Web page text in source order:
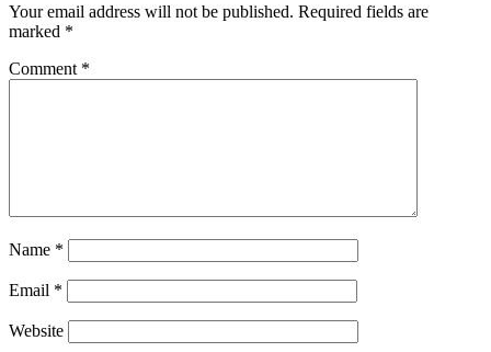
Your email address will not be published. Required fields are
marked *
Comment *
Name *
Email *
Website